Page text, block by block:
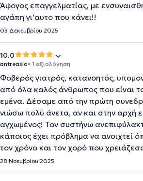
Άψογος επαγγελματίας, με
αγάπη γι'αυτο που κάνει!!
03 Δεκεμβρίου 2025
10.0
antreaslo• 1 αξιολόγηση
Φοβερός γιατρός, κατανοητός,
από όλα καλός άνθρωπος που είναι
εμένα. Δέσαμε από την πρώτη
νιώσω πολύ άνετα, αν και στην αρχή
αγχωμένος! Τον συστήνω
κάποιος έχει πρόβλημα να ανοιχτεί
τον χρόνο και τον χορό που
28 Νοεμβρίου 2025